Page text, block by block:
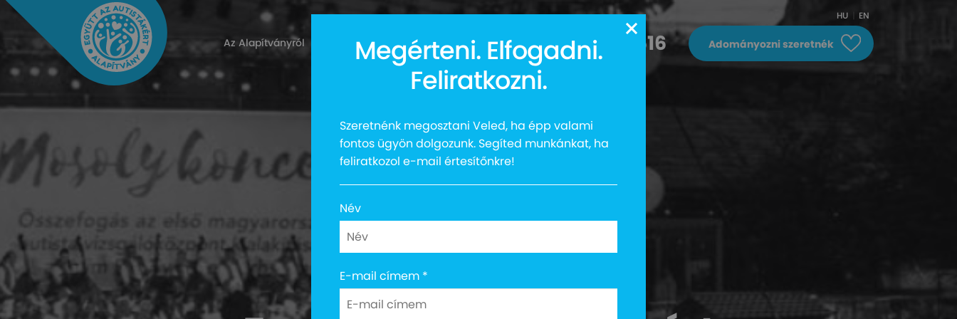
Az Alapítványról Auttalent 2025 Média Social Kapcsolat Shop
HU EN
13616 Adományozni szeretnék
Megérteni. Elfogadni.
Feliratkozni.
Szeretnénk megosztani Veled, ha épp valami
fontos ügyön dolgozunk. Segíted munkánkat, ha
feliratkozol e-mail értesítőnkre!
Név
E-mail címem *